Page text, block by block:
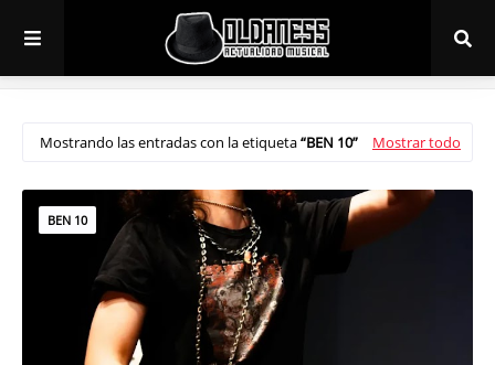
Mostrando las entradas con la etiqueta BEN 10 Mostrar todo
BEN 10